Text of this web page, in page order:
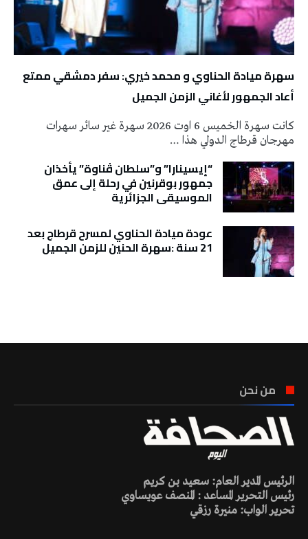
سهرة ميادة الحناوي و محمد خيري: سفر دمشقي ممتع
أعاد الجمهور لأغاني الزمن الجميل
كانت سهرة الخميس 6 اوت 2026 سهرة غير سائر سهرات
مهرجان قرطاج الدولي هذا …
“إيسينارا” و”سلطان ڤناوة” يأخذان
جمهور بوقرنين في رحلة إلى عمق
الموسيقى الجزائرية
عودة ميادة الحناوي لمسرح قرطاج بعد
21 سنة :سهرة الحنين للزمن الجميل
من نحن
الرئيس المدير العام: سعيد بن كريم
رئيس التحرير المساعد : المنصف عويساوي
تحرير الواب: منيرة رزقي